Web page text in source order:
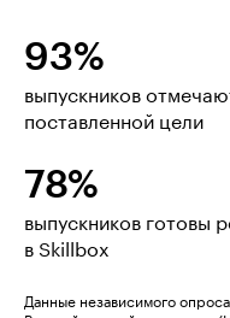
93%
выпускников
поставленной цели
78%
выпускников готовы
в Skillbox
Данные независимого